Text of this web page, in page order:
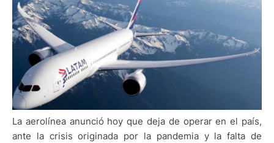
La aerolínea anunció hoy que deja de operar en el país,
ante la crisis originada por la pandemia y la falta de